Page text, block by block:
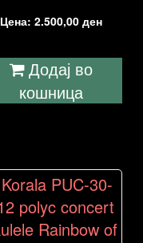
Цена: 2.500,00 ден
Додај во
кошница